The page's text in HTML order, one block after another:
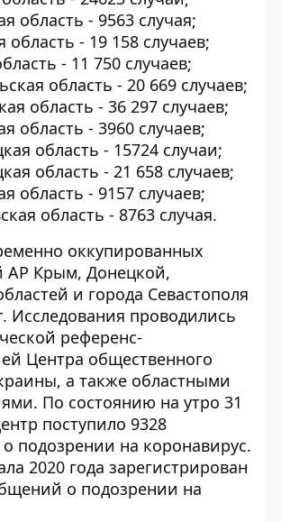
область - 9563 случая;
область - 19 158 случаев;
- 11 750 случаев;
область - 20 669 случаев;
область - 36 297 случаев;
область - 3960 случаев;
область - 15724 случаи;
область - 21 658 случаев;
область - 9157 случаев;
область - 8763 случая.
оккупированных
АР Крым, Донецкой,
и города Севастополя
Исследования проводились
референс-
Центра общественного
а также областными
По состоянию на утро 31
поступило 9328
подозрении на коронавирус.
2020 года зарегистрирован
о подозрении на